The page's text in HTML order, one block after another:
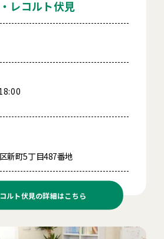
レコルト伏見
新町5丁目487番地
ルト伏見の詳細はこちら